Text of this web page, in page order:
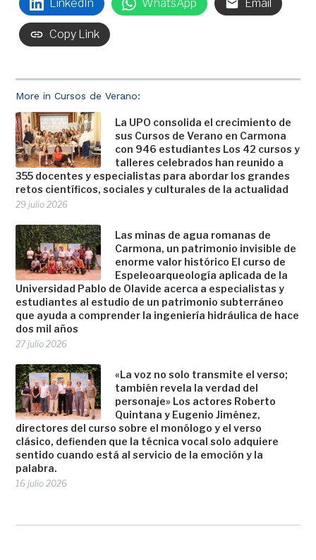
More in Cursos de Verano:
La UPO consolida el crecimiento de
sus Cursos de Verano en Carmona
con 946 estudiantes Los 42 cursos y
talleres celebrados han reunido a
355 docentes y especialistas para abordar los grandes
retos científicos, sociales y culturales de la actualidad
29 julio 2026
Las minas de agua romanas de
Carmona, un patrimonio invisible de
enorme valor histórico El curso de
Espeleoarqueología aplicada de la
Universidad Pablo de Olavide acerca a especialistas y
estudiantes al estudio de un patrimonio subterráneo
que ayuda a comprender la ingeniería hidráulica de hace
dos mil años
27 julio 2026
«La voz no solo transmite el verso;
también revela la verdad del
personaje» Los actores Roberto
Quintana y Eugenio Jiménez,
directores del curso sobre el monólogo y el verso
clásico, defienden que la técnica vocal solo adquiere
sentido cuando está al servicio de la emoción y la
palabra.
16 julio 2026
LinkedIn WhatsApp Email
Copy Link